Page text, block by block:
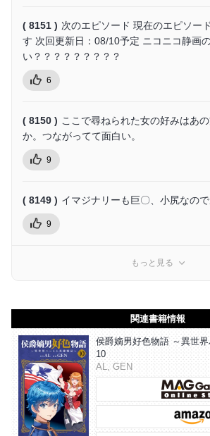
( 8151 ) 次のエピソード 現在のエピソー
す 次回更新日：08/10予定 ニコニコ静画
い？？？？？？？？？
6
( 8150 ) ここで尋ねられた女の好みはあ
か。つながってて面白い。
9
( 8149 ) イマジナリーも巨〇、小尻なの
9
もっと見る
関連書籍情報
侯爵嫡男好色物語 ～異世
10
AL, GEN